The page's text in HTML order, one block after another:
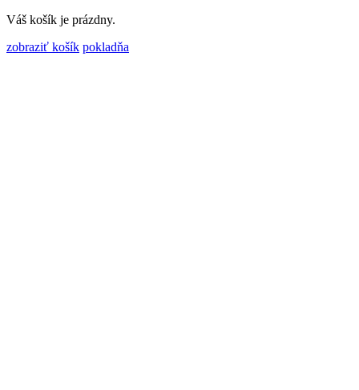
Váš košík je prázdny.
zobraziť košík pokladňa